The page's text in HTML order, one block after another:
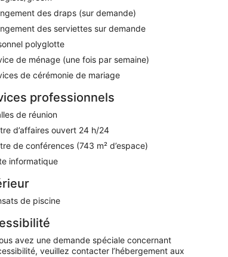
commercial White Oaks Mall.
sont disponibles.
camions gratuits
autour d'un verre au bar/salon
une piscine couverte
centre d'affaires ouvert 24 h/24 et 9
grâce au nombreux loisirs
en voiture de Vélodrome de Forest
abrite un bar / salon, l'idéal
se trouve sur place et le Wi-Fi est
des draps (sur demande)
des serviettes sur demande
polyglotte
de ménage (une fois par semaine)
de cérémonie de mariage
professionnels
de réunion
d’affaires ouvert 24 h/24
de conférences (743 m² d’espace)
informatique
de piscine
avez une demande spéciale concernant
veuillez contacter l’hébergement aux